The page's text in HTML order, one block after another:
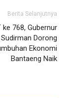
Berita Selanjutnya
ke 768, Gubernur
Dorong
Ekonomi
Bantaeng Naik